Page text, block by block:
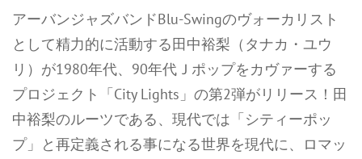
アーバンジャズバンドBlu-Swingのヴォーカリスト
として精力的に活動する田中裕梨（タナカ・ユウ
リ）が1980年代、90年代Ｊポップをカヴァーする
プロジェクト「City Lights」の第2弾がリリース！田
中裕梨のルーツである、現代では「シティーポッ
プ」と再定義される事になる世界を現代に、ロマッ